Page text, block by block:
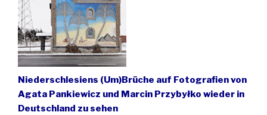
Niederschlesiens (Um)Brüche auf Fotografien von
Agata Pankiewicz und Marcin Przybyłko wieder in
Deutschland zu sehen